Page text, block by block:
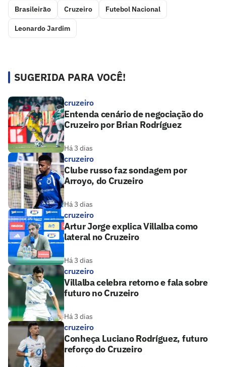
Brasileirão Cruzeiro Futebol Nacional
Leonardo Jardim
SUGERIDA PARA VOCÊ!
cruzeiro
Entenda cenário de negociação do
Cruzeiro por Brian Rodríguez
Há 3 dias
cruzeiro
Clube russo faz sondagem por
Arroyo, do Cruzeiro
Há 3 dias
cruzeiro
Artur Jorge explica Villalba como
lateral no Cruzeiro
Há 3 dias
cruzeiro
Villalba celebra retorno e fala sobre
futuro no Cruzeiro
Há 3 dias
cruzeiro
Conheça Luciano Rodríguez, futuro
reforço do Cruzeiro